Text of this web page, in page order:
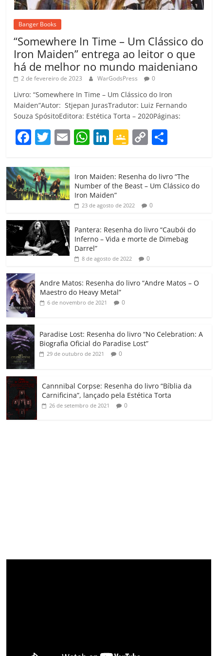
Banger Books
“Somewhere In Time – Um Clássico do
Iron Maiden” entrega ao leitor o que
há de melhor no mundo maideniano
2 de fevereiro de 2023 WarGodsPress 0
Livro: “Somewhere In Time – Um Clássico do Iron
Maiden”Autor: Stjepan JurasTradutor: Luiz Fernando
Souza SpósitoEditora: Estética Torta – 2020Páginas:
F
c
e
b
o
o
k
T
itt
er
E W
at
s
A
p
Li
e
dI
G
gl
e
Cl
a
ss
ro
o
C
p
y
Li
k
m
p
h
ar
Iron Maiden: Resenha do livro “The
Number of the Beast – Um Clássico do
Iron Maiden”
23 de agosto de 2022 0
Pantera: Resenha do livro “Caubói do
Inferno – Vida e morte de Dimebag
Darrel”
8 de agosto de 2022 0
Andre Matos: Resenha do livro “Andre Matos – O
Maestro do Heavy Metal”
6 de novembro de 2021 0
Paradise Lost: Resenha do livro “No Celebration: A
Biografia Oficial do Paradise Lost”
29 de outubro de 2021 0
Cannnibal Corpse: Resenha do livro “Bíblia da
Carnificina”, lançado pela Estética Torta
26 de setembro de 2021 0